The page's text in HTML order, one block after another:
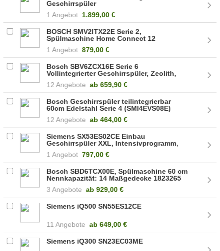
Geschirrspüler
1 Angebot 1.899,00 €
BOSCH SMV2ITX22E Serie 2,
Spülmaschine Home Connect 12
1 Angebot 879,00 €
Bosch SBV6ZCX16E Serie 6
Vollintegrierter Geschirrspüler, Zeolith,
12 Angebote ab 659,90 €
Bosch Geschirrspüler teilintegrierbar
60cm Edelstahl Serie 4 (SMI4EVS08E)
12 Angebote ab464,00 €
Siemens SX53ES02CE Einbau
Geschirrspüler XXL, Intensivprogramm,
1 Angebot 797,00 €
Bosch SBD6TCX00E, Spülmaschine 60 cm
Nennkapazität: 14 Maßgedecke 1823265
3 Angebote ab 929,00 €
Siemens iQ500 SN55ES12CE
11 Angebote ab 649,00 €
Siemens iQ300 SN23EC03ME